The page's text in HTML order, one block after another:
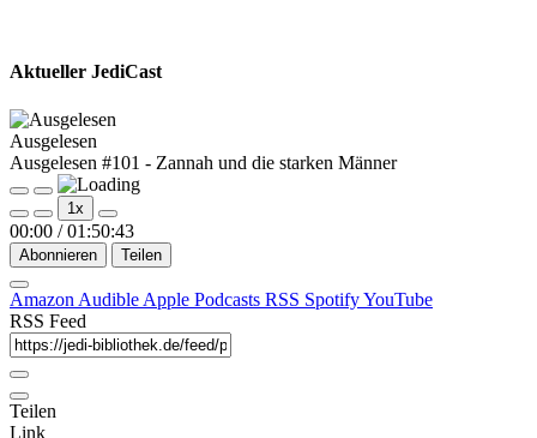
Aktueller JediCast
Ausgelesen
Ausgelesen #101 - Zannah und die starken Männer
Play
Episode
Pause
Episode
1x
00:00 / 01:50:43
Abonnieren Teilen
Amazon Audible Apple Podcasts RSS SpotifyYouTube
RSS Feed
Teilen
Link